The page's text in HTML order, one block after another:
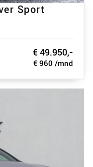
Sport
€ 49.950,-
€ 960 /mnd